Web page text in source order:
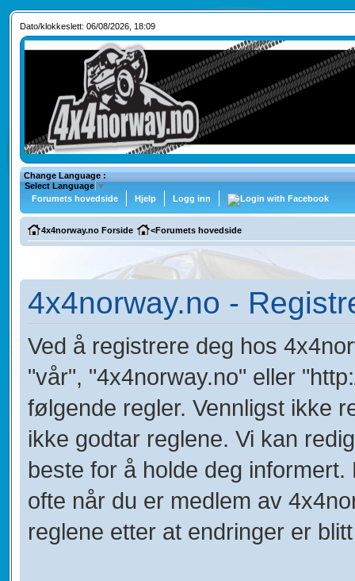
Dato/klokkeslett: 06/08/2026, 18:09
Change Language :
Select Language ▼
Forumets hovedside
Hjelp Logg inn
4x4norway.no Forside <Forumets hovedside
4x4norway.no -
Ved å registrere deg hos
"vår", "4x4norway.no" eller
følgende regler. Vennligst ikke
ikke godtar reglene. Vi kan
beste for å holde deg
ofte når du er medlem av
reglene etter at endringer er